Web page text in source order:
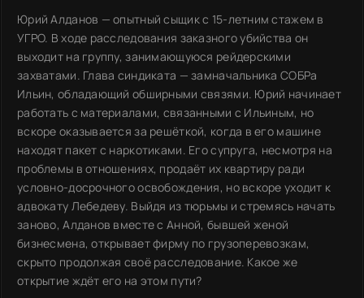
Юрий Алданов — опытный сыщик с 15-летним стажем в
УГРО. В ходе расследования заказного убийства он
выходит на группу, занимающуюся рейдерскими
захватами. Глава синдиката — замначальника СОБРа
Ильин, обладающий обширными связями. Юрий начинает
работать с материалами, связанными с Ильиным, но
вскоре оказывается за решёткой, когда в его машине
находят пакет с наркотиками. Его супруга, несмотря на
проблемы в отношениях, продаёт их квартиру ради
условно-досрочного освобождения, но вскоре уходит к
адвокату Лебедеву. Выйдя из тюрьмы и стремясь начать
заново, Алданов вместе с Анной, бывшей женой
бизнесмена, открывает фирму по грузоперевозкам,
скрыто продолжая своё расследование. Какое же
открытие ждёт его на этом пути?